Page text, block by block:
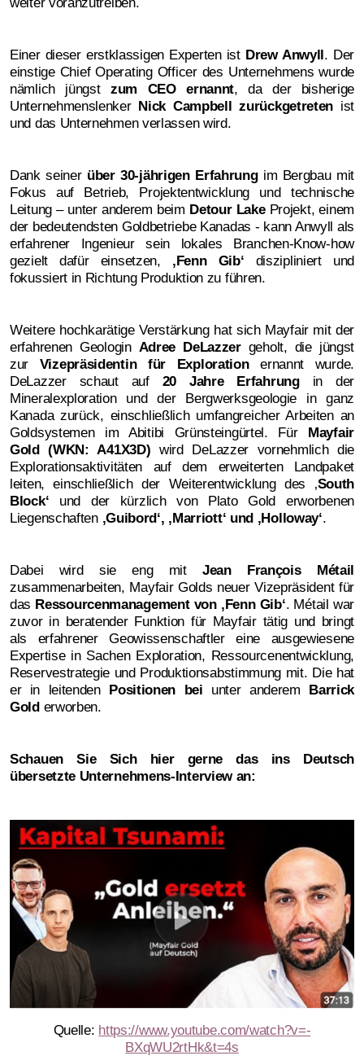
Einer dieser erstklassigen Experten ist Drew Anwyll. Der
einstige Chief Operating Officer des Unternehmens wurde
nämlich jüngstzum CEO ernannt, da der bisherige
Unternehmenslenker Nick Campbell zurückgetreten ist
und das Unternehmen verlassen wird.
Dank seiner über 30-jährigen Erfahrungim Bergbau mit
Fokus auf Betrieb, Projektentwicklung und technische
Leitung – unter anderem beim Detour LakeProjekt, einem
der bedeutendsten Goldbetriebe Kanadas - kann Anwyll als
erfahrener Ingenieur sein lokales Branchen-Know-how
gezielt dafür einsetzen, ‚Fenn Gib‘ diszipliniert und
fokussiert in Richtung Produktion zu führen.
Weitere hochkarätige Verstärkung hat sich Mayfair mit der
erfahrenen Geologin Adree DeLazzer geholt, die jüngst
zur Vizepräsidentin für Explorationernannt wurde.
DeLazzer schaut auf 20 Jahre Erfahrungin der
Mineralexploration und der Bergwerksgeologie in ganz
Kanada zurück, einschließlich umfangreicher Arbeiten an
Goldsystemen im Abitibi Grünsteingürtel. Für Mayfair
Gold (WKN: A41X3D) wird DeLazzer vornehmlich die
Explorationsaktivitäten auf dem erweiterten Landpaket
leiten, einschließlich der Weiterentwicklung des ‚South
Block‘ und der kürzlich von Plato Gold erworbenen
Liegenschaften ‚Guibord‘, ‚Marriott‘ und ‚Holloway‘.
Dabei wird sie eng mit Jean François Métail
zusammenarbeiten, Mayfair Golds neuer Vizepräsident für
das Ressourcenmanagement von ‚Fenn Gib‘. Métail war
zuvor in beratender Funktion für Mayfair tätig und bringt
als erfahrener Geowissenschaftler eine ausgewiesene
Expertise in Sachen Exploration, Ressourcenentwicklung,
Reservestrategie und Produktionsabstimmung mit. Die hat
er in leitenden Positionen bei unter anderem Barrick
Golderworben.
Schauen Sie Sich hier gerne das ins Deutsch
übersetzte Unternehmens-Interview an:
Quelle: https://www.youtube.com/watch?v=-
BXqWU2rtHk&t=4s